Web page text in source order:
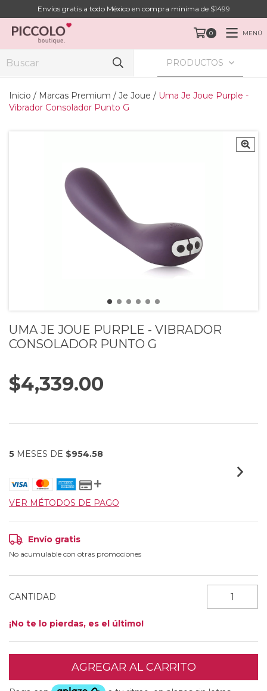
Envíos gratis a todo México en compra minima de $1499
0 MENÚ
PRODUCTOS
Inicio / Marcas Premium / Je Joue / Uma Je Joue Purple -
Vibrador Consolador Punto G
UMA JE JOUE PURPLE - VIBRADOR
CONSOLADOR PUNTO G
$4,339.00
5 MESES DE $954.58
VER MÉTODOS DE PAGO
Envío gratis
No acumulable con otras promociones
CANTIDAD
¡No te lo pierdas, es el último!